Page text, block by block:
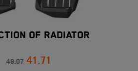
OF RADIATOR
49.07 41.71